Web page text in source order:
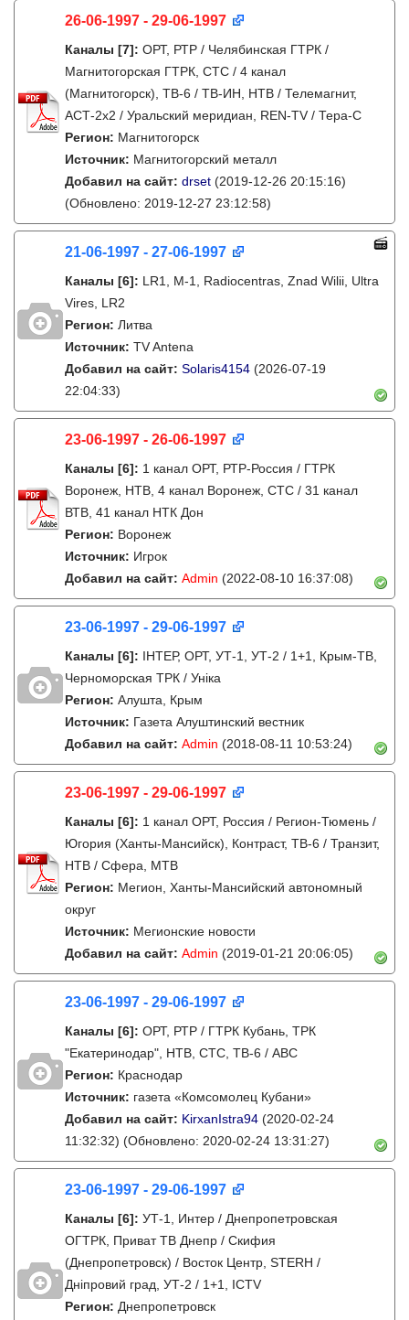
26-06-1997 - 29-06-1997
Каналы [7]: ОРТ, РТР / Челябинская ГТРК /
Магнитогорская ГТРК, СТС / 4 канал
(Магнитогорск), ТВ-6 / ТВ-ИН, НТВ / Телемагнит,
АСТ-2х2 / Уральский меридиан, REN-TV / Тера-С
Регион: Магнитогорск
Источник: Магнитогорский металл
Добавил на сайт: drset (2019-12-26 20:15:16)
(Обновлено: 2019-12-27 23:12:58)
21-06-1997 - 27-06-1997
Каналы [6]: LR1, M-1, Radiocentras, Znad Wilii, Ultra
Vires, LR2
Регион: Литва
Источник: TV Antena
Добавил на сайт: Solaris4154 (2026-07-19
22:04:33)
23-06-1997 - 26-06-1997
Каналы [6]: 1 канал ОРТ, РТР-Россия / ГТРК
Воронеж, НТВ, 4 канал Воронеж, СТС / 31 канал
ВТВ, 41 канал НТК Дон
Регион: Воронеж
Источник: Игрок
Добавил на сайт: Admin (2022-08-10 16:37:08)
23-06-1997 - 29-06-1997
Каналы [6]: IНТЕР, ОРТ, УТ-1, УТ-2 / 1+1, Крым-ТВ,
Черноморская ТРК / Унiка
Регион: Алушта, Крым
Источник: Газета Алуштинский вестник
Добавил на сайт: Admin (2018-08-11 10:53:24)
23-06-1997 - 29-06-1997
Каналы [6]: 1 канал ОРТ, Россия / Регион-Тюмень /
Югория (Ханты-Мансийск), Контраст, ТВ-6 / Транзит,
НТВ / Сфера, МТВ
Регион: Мегион, Ханты-Мансийский автономный
округ
Источник: Мегионские новости
Добавил на сайт: Admin (2019-01-21 20:06:05)
23-06-1997 - 29-06-1997
Каналы [6]: ОРТ, РТР / ГТРК Кубань, ТРК
"Екатеринодар", НТВ, СТС, ТВ-6 / ABC
Регион: Краснодар
Источник: газета «Комсомолец Кубани»
Добавил на сайт: KirxanIstra94 (2020-02-24
11:32:32) (Обновлено: 2020-02-24 13:31:27)
23-06-1997 - 29-06-1997
Каналы [6]: УТ-1, Интер / Днепропетровская
ОГТРК, Приват ТВ Днепр / Скифия
(Днепропетровск) / Восток Центр, STERH /
Дніпровий град, УТ-2 / 1+1, ICTV
Регион: Днепропетровск